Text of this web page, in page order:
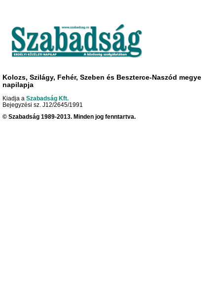
Kolozs, Szilágy, Fehér, Szeben és Beszterce-Naszód megye
napilapja
Kiadja a Szabadság Kft.
Bejegyzési sz. J12/2645/1991
© Szabadság 1989-2013. Minden jog fenntartva.